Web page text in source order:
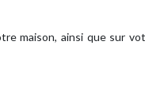
maison, ainsi que sur